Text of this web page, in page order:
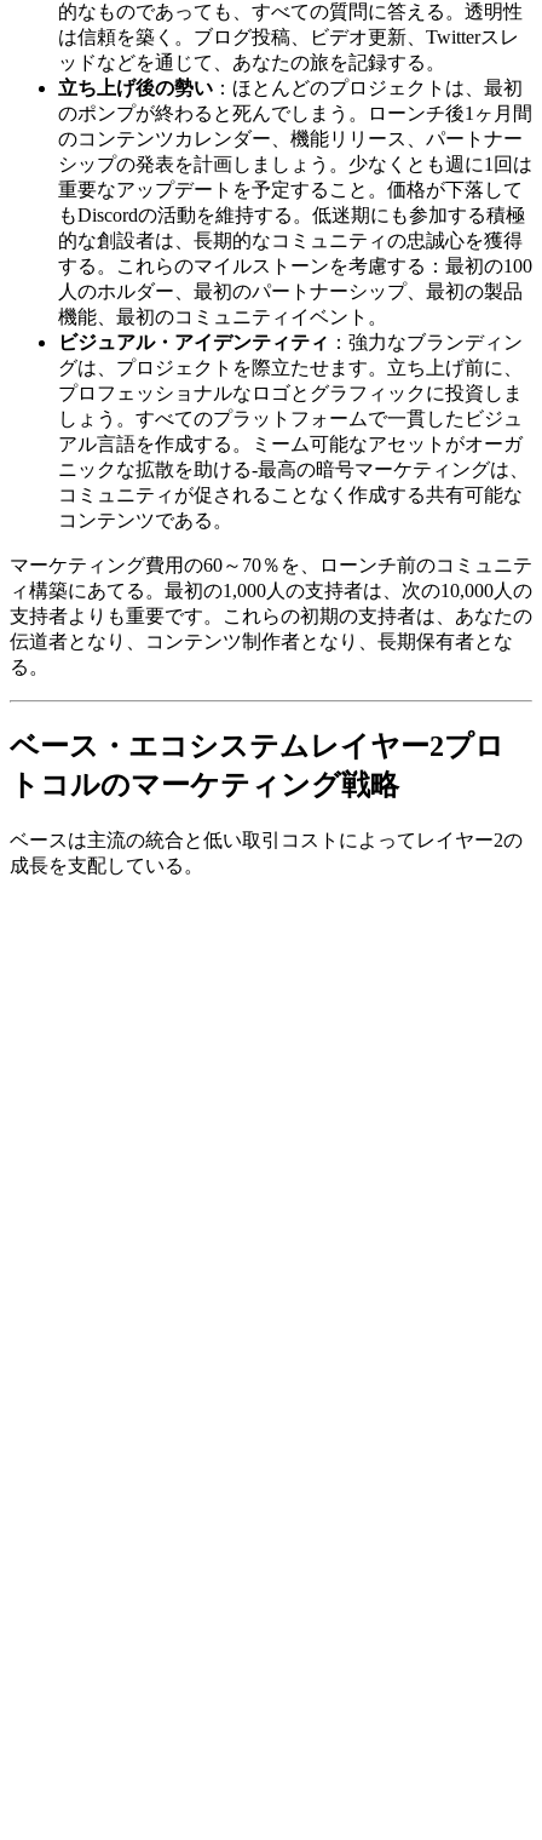
的なものであっても、すべての質問に答える。透明性
は信頼を築く。ブログ投稿、ビデオ更新、Twitterスレ
ッドなどを通じて、あなたの旅を記録する。
立ち上げ後の勢い ：ほとんどのプロジェクトは、最初
のポンプが終わると死んでしまう。ローンチ後1ヶ月間
のコンテンツカレンダー、機能リリース、パートナー
シップの発表を計画しましょう。少なくとも週に1回は
重要なアップデートを予定すること。価格が下落して
もDiscordの活動を維持する。低迷期にも参加する積極
的な創設者は、長期的なコミュニティの忠誠心を獲得
する。これらのマイルストーンを考慮する：最初の100
人のホルダー、最初のパートナーシップ、最初の製品
機能、最初のコミュニティイベント。
ビジュアル・アイデンティティ ：強力なブランディン
グは、プロジェクトを際立たせます。立ち上げ前に、
プロフェッショナルなロゴとグラフィックに投資しま
しょう。すべてのプラットフォームで一貫したビジュ
アル言語を作成する。ミーム可能なアセットがオーガ
ニックな拡散を助ける-最高の暗号マーケティングは、
コミュニティが促されることなく作成する共有可能な
コンテンツである。
マーケティング費用の60～70％を、ローンチ前のコミュニテ
ィ構築にあてる。最初の1,000人の支持者は、次の10,000人の
支持者よりも重要です。これらの初期の支持者は、あなたの
伝道者となり、コンテンツ制作者となり、長期保有者とな
る。
ベース・エコシステムレイヤー2プロ
トコルのマーケティング戦略
ベースは主流の統合と低い取引コストによってレイヤー2の
成長を支配している。